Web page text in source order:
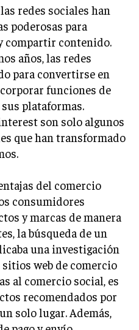
redes sociales han
poderosas para
compartir contenido.
años, las redes
para convertirse en
funciones de
plataformas.
son solo algunos
que han transformado
del comercio
consumidores
y marcas de manera
la búsqueda de un
una investigación
web de comercio
al comercio social, es
recomendados por
solo lugar. Además,